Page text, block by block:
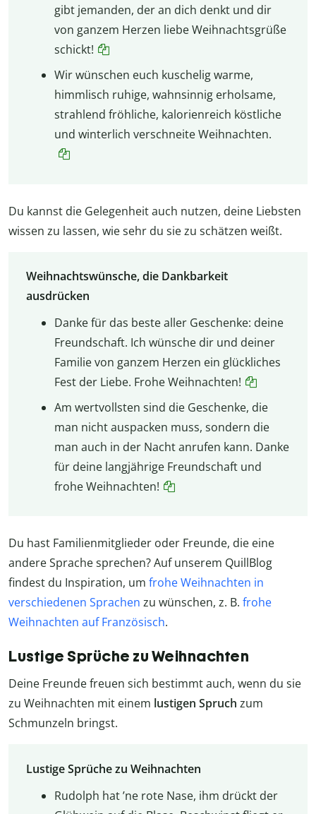
gibt jemanden, der an dich denkt und dir
von ganzem Herzen liebe Weihnachtsgrüße
schickt!
Wir wünschen euch kuschelig warme,
himmlisch ruhige, wahnsinnig erholsame,
strahlend fröhliche, kalorienreich köstliche
und winterlich verschneite Weihnachten.
Du kannst die Gelegenheit auch nutzen, deine Liebsten
wissen zu lassen, wie sehr du sie zu schätzen weißt.
Weihnachtswünsche, die Dankbarkeit
ausdrücken
Danke für das beste aller Geschenke: deine
Freundschaft. Ich wünsche dir und deiner
Familie von ganzem Herzen ein glückliches
Fest der Liebe. Frohe Weihnachten!
Am wertvollsten sind die Geschenke, die
man nicht auspacken muss, sondern die
man auch in der Nacht anrufen kann. Danke
für deine langjährige Freundschaft und
frohe Weihnachten!
Du hast Familienmitglieder oder Freunde, die eine
andere Sprache sprechen? Auf unserem QuillBlog
findest du Inspiration, um frohe Weihnachten in
verschiedenen Sprachen zu wünschen, z. B. frohe
Weihnachten auf Französisch.
Lustige Sprüche zu Weihnachten
Deine Freunde freuen sich bestimmt auch, wenn du sie
zu Weihnachten mit einem lustigen Spruch zum
Schmunzeln bringst.
Lustige Sprüche zu Weihnachten
Rudolph hat ’ne rote Nase, ihm drückt der